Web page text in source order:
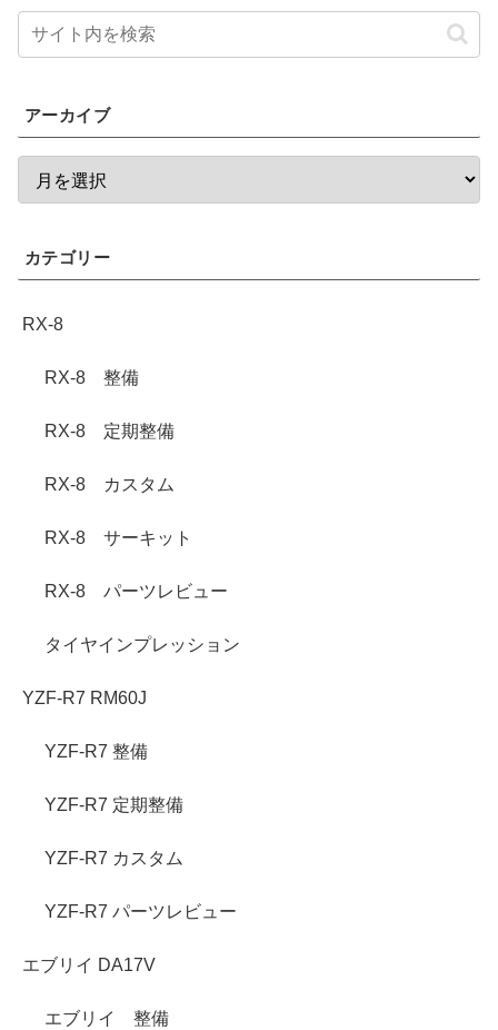
アーカイブ
カテゴリー
RX-8
RX-8 整備
RX-8 定期整備
RX-8 カスタム
RX-8 サーキット
RX-8 パーツレビュー
タイヤインプレッション
YZF-R7 RM60J
YZF-R7 整備
YZF-R7 定期整備
YZF-R7 カスタム
YZF-R7 パーツレビュー
エブリイ DA17V
エブリイ 整備